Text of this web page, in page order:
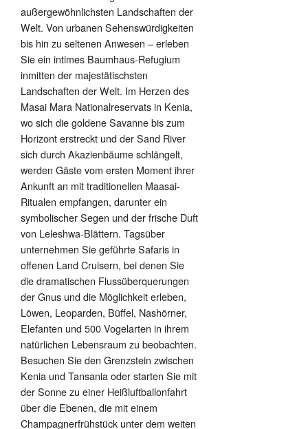
außergewöhnlichsten Landschaften der
Welt. Von urbanen Sehenswürdigkeiten
bis hin zu seltenen Anwesen – erleben
Sie ein intimes Baumhaus-Refugium
inmitten der majestätischsten
Landschaften der Welt. Im Herzen des
Masai Mara Nationalreservats in Kenia,
wo sich die goldene Savanne bis zum
Horizont erstreckt und der Sand River
sich durch Akazienbäume schlängelt,
werden Gäste vom ersten Moment ihrer
Ankunft an mit traditionellen Maasai-
Ritualen empfangen, darunter ein
symbolischer Segen und der frische Duft
von Leleshwa-Blättern. Tagsüber
unternehmen Sie geführte Safaris in
offenen Land Cruisern, bei denen Sie
die dramatischen Flussüberquerungen
der Gnus und die Möglichkeit erleben,
Löwen, Leoparden, Büffel, Nashörner,
Elefanten und 500 Vogelarten in ihrem
natürlichen Lebensraum zu beobachten.
Besuchen Sie den Grenzstein zwischen
Kenia und Tansania oder starten Sie mit
der Sonne zu einer Heißluftballonfahrt
über die Ebenen, die mit einem
Champagnerfrühstück unter dem weiten